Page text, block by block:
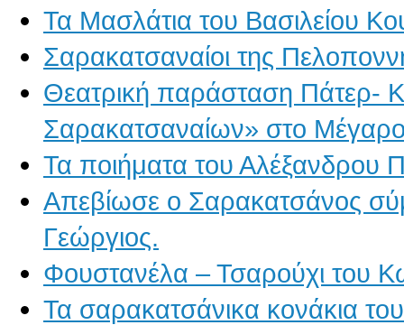
Τα Μασλάτια του Βασιλείου
Σαρακατσαναίοι της
Θεατρική παράσταση Πάτερ-
Σαρακατσαναίων» στο
Τα ποιήματα του Αλέξανδρου
Απεβίωσε ο Σαρακατσάνος
Γεώργιος.
Φουστανέλα – Τσαρούχι του
Τα σαρακατσάνικα κονάκια